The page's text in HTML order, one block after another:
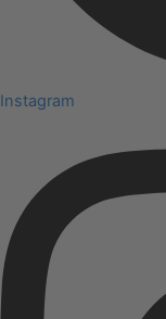
Instagram